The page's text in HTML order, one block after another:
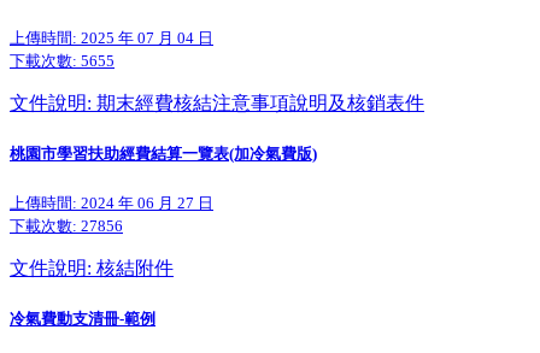
上傳時間: 2025 年 07 月 04 日
下載次數: 5655
文件說明: 期末經費核結注意事項說明及核銷表件
桃園市學習扶助經費結算一覽表(加冷氣費版)
上傳時間: 2024 年 06 月 27 日
下載次數: 27856
文件說明: 核結附件
冷氣費動支清冊-範例